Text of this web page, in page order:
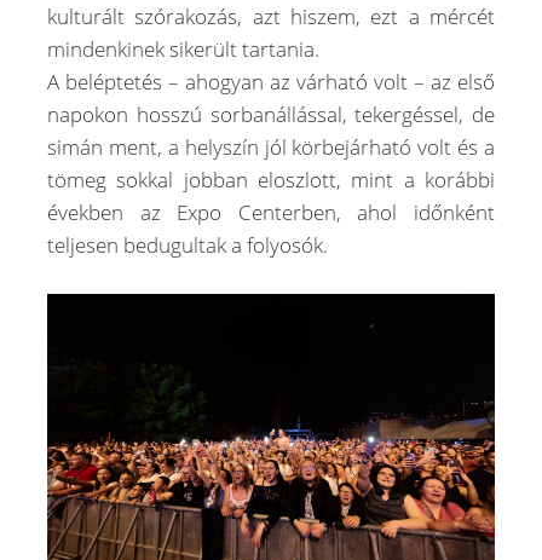
kulturált szórakozás, azt hiszem, ezt a mércét
mindenkinek sikerült tartania.
A beléptetés – ahogyan az várható volt – az első
napokon hosszú sorbanállással, tekergéssel, de
simán ment, a helyszín jól körbejárható volt és a
tömeg sokkal jobban eloszlott, mint a korábbi
években az Expo Centerben, ahol időnként
teljesen bedugultak a folyosók.